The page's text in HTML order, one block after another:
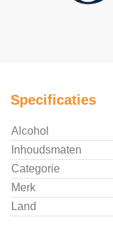
Specificaties
Alcohol
Inhoudsmaten
Categorie
Merk
Land